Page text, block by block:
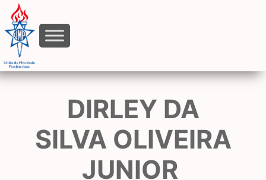
DIRLEY DA
SILVA OLIVEIRA
JUNIOR